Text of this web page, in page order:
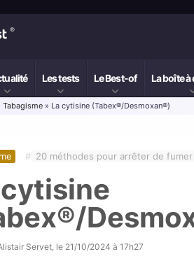
Les tests Le Best-of La boîte
Tabagisme » La cytisine (Tabex®/Desmoxan®)
# 20 méthodes pour arrêter de fumer
Servet , le 21/10/2024 à 17h27